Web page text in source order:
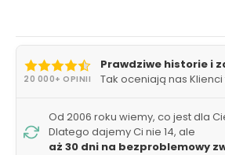
20 000+ OPINII
Prawdziwe historie i
Tak oceniają nas Klienci
Od 2006 roku wiemy, co jest dla
Dlatego dajemy Ci nie 14, ale
aż 30 dni na bezproblemowy